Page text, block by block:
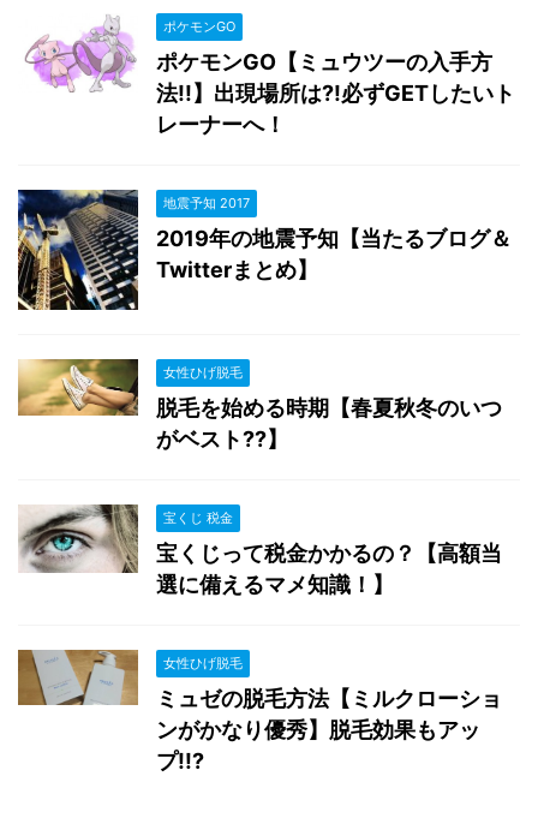
ポケモンGO
ポケモンGO【ミュウツーの入手方
法!!】出現場所は?!必ずGETしたいト
レーナーへ！
地震予知 2017
2019年の地震予知【当たるブログ＆
Twitterまとめ】
女性ひげ脱毛
脱毛を始める時期【春夏秋冬のいつ
がベスト??】
宝くじ 税金
宝くじって税金かかるの？【高額当
選に備えるマメ知識！】
女性ひげ脱毛
ミュゼの脱毛方法【ミルクローショ
ンがかなり優秀】脱毛効果もアッ
プ!!?